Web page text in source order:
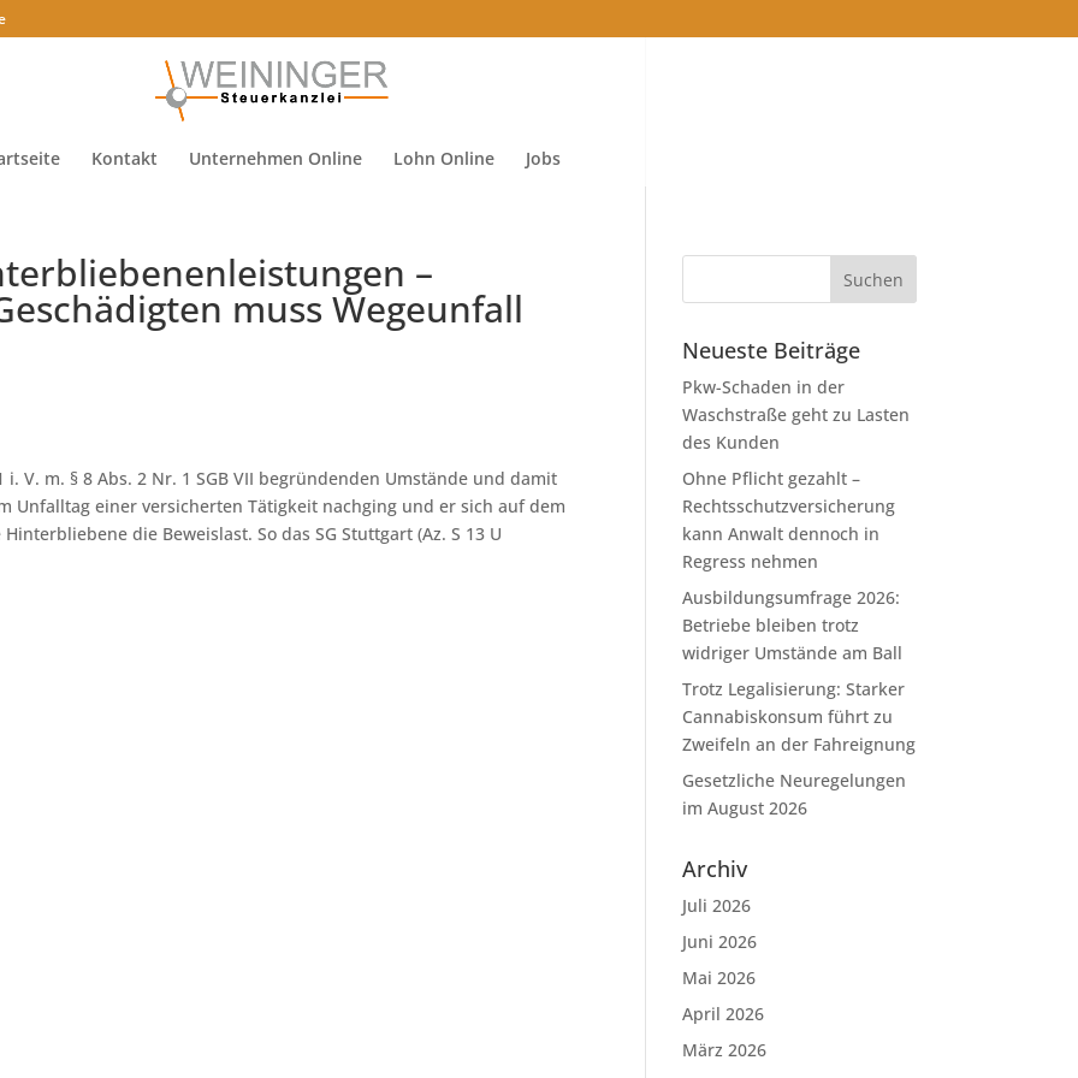
Kontakt Unternehmen Online Lohn Online Jobs
–
muss Wegeunfall
V. m. § 8 Abs. 2 Nr. 1 SGB VII begründenden Umstände und damit
Unfalltag einer versicherten Tätigkeit nachging und er sich auf dem
die Beweislast. So das SG Stuttgart (Az. S 13 U
Neueste Beiträge
Pkw-Schaden in der
Waschstraße geht zu Lasten
des Kunden
Ohne Pflicht gezahlt –
Rechtsschutzversicherung
kann Anwalt dennoch in
Regress nehmen
Ausbildungsumfrage 2026:
Betriebe bleiben trotz
widriger Umstände am Ball
Trotz Legalisierung: Starker
Cannabiskonsum führt zu
Zweifeln an der Fahreignung
Gesetzliche Neuregelungen
im August 2026
Archiv
Juli 2026
Juni 2026
Mai 2026
April 2026
März 2026